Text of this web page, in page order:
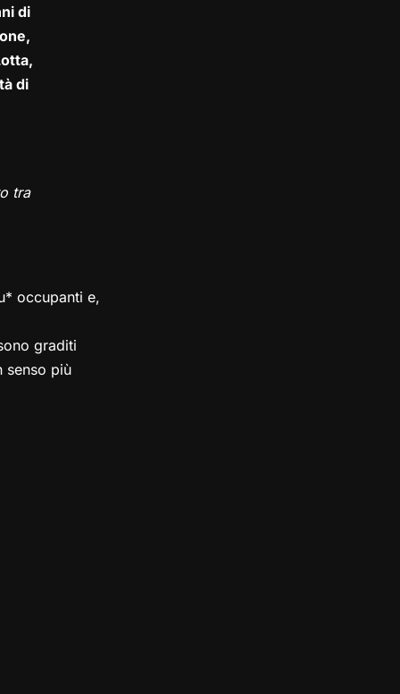
di
di
tra
occupanti e,
graditi
senso più